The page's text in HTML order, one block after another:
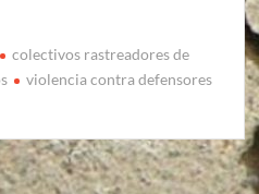
colectivos rastreadores de
violencia contra defensores